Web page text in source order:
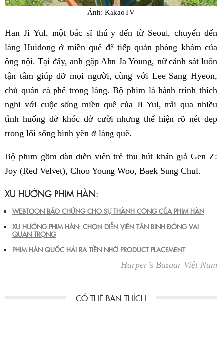
Ảnh: KakaoTV
Han Ji Yul, một bác sĩ thú y đến từ Seoul, chuyển đến
làng Huidong ở miền quê để tiếp quản phòng khám của
ông nội. Tại đây, anh gặp Ahn Ja Young, nữ cảnh sát luôn
tận tâm giúp đỡ mọi người, cùng với Lee Sang Hyeon,
chủ quán cà phê trong làng. Bộ phim là hành trình thích
nghi với cuộc sống miền quê của Ji Yul, trải qua nhiều
tình huống dở khóc dở cười nhưng thể hiện rõ nét đẹp
trong lối sống bình yên ở làng quê.
Bộ phim gồm dàn diễn viên trẻ thu hút khán giả Gen Z:
Joy (Red Velvet), Choo Young Woo, Baek Sung Chul.
XU HƯỚNG PHIM HÀN:
WEBTOON BẢO CHỨNG CHO SỰ THÀNH CÔNG CỦA PHIM HÀN
XU HƯỚNG PHIM HÀN: CHỌN DIỄN VIÊN TÂN BINH ĐÓNG VAI
QUAN TRỌNG
PHIM HÀN QUỐC HÁI RA TIỀN NHỜ PRODUCT PLACEMENT
Harper’s Bazaar Việt Nam